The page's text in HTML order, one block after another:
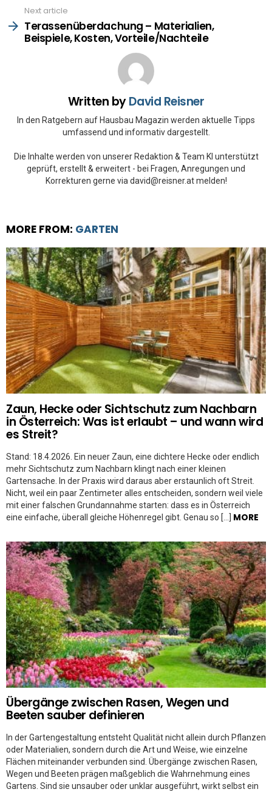
Next article
Terassenüberdachung – Materialien,
Beispiele, Kosten, Vorteile/Nachteile
Written byDavid Reisner
In den Ratgebern auf Hausbau Magazin werden aktuelle Tipps
umfassend und informativ dargestellt.
Die Inhalte werden von unserer Redaktion & Team KI unterstützt
geprüft, erstellt & erweitert - bei Fragen, Anregungen und
Korrekturen gerne via david@reisner.at melden!
MORE FROM: GARTEN
Zaun, Hecke oder Sichtschutz zum Nachbarn
in Österreich: Was ist erlaubt – und wann wird
es Streit?
Stand: 18.4.2026. Ein neuer Zaun, eine dichtere Hecke oder endlich
mehr Sichtschutz zum Nachbarn klingt nach einer kleinen
Gartensache. In der Praxis wird daraus aber erstaunlich oft Streit.
Nicht, weil ein paar Zentimeter alles entscheiden, sondern weil viele
mit einer falschen Grundannahme starten: dass es in Österreich
eine einfache, überall gleiche Höhenregel gibt. Genau so […] MORE
Übergänge zwischen Rasen, Wegen und
Beeten sauber definieren
In der Gartengestaltung entsteht Qualität nicht allein durch Pflanzen
oder Materialien, sondern durch die Art und Weise, wie einzelne
Flächen miteinander verbunden sind. Übergänge zwischen Rasen,
Wegen und Beeten prägen maßgeblich die Wahrnehmung eines
Gartens. Sind sie unsauber oder unklar ausgeführt, wirkt selbst ein